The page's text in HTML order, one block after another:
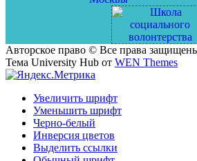
Авторское право © Все права
Тема University Hub от WEN Themes
Увеличить шрифт
Уменьшить шрифт
Черно-белый
Инверсия цветов
Выделить ссылки